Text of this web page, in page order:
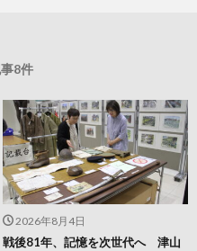
8件
2026年8月4日
戦後81年、記憶を次世代へ 津山